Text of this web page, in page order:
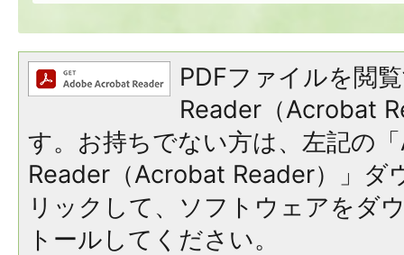
PDFファイルを閲
Reader（Acrobat
す。お持ちでない方は、左記の
Reader（Acrobat Reader）」ダ
リックして、ソフトウェアをダ
トールしてください。